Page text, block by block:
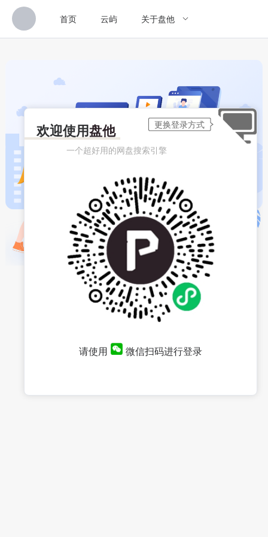
首页 云屿 关于盘他
欢迎使用盘他
一个超好用的网盘搜索引擎
请使用 微信扫码进行登录